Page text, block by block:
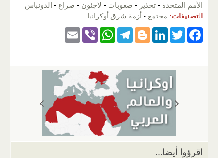
الأمم المتحدة - تحذير - صعوبات - لاجئون - صراع - الدونباس
التصنيفات: مجتمع - أزمة شرق أوكرانيا
F
k
T
er
Li
e
dI
n
Bl
g
er
T
gr
a
m
W
s
A
p
Vi
اقرؤوا أيضا...